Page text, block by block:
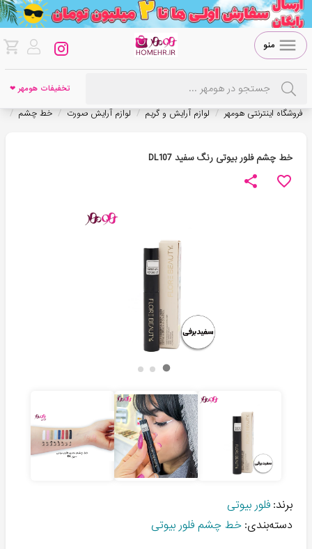
منو
تخفیفات هومهر ❤
فروشگاه اینترنتی هومهر / لوازم آرایش و گریم / لوازم آرایش صورت / خط چشم /
خط چشم فلور بیوتی رنگ سفید DL107
برند: فلور بیوتی
دسته‌بندی: خط چشم فلور بیوتی